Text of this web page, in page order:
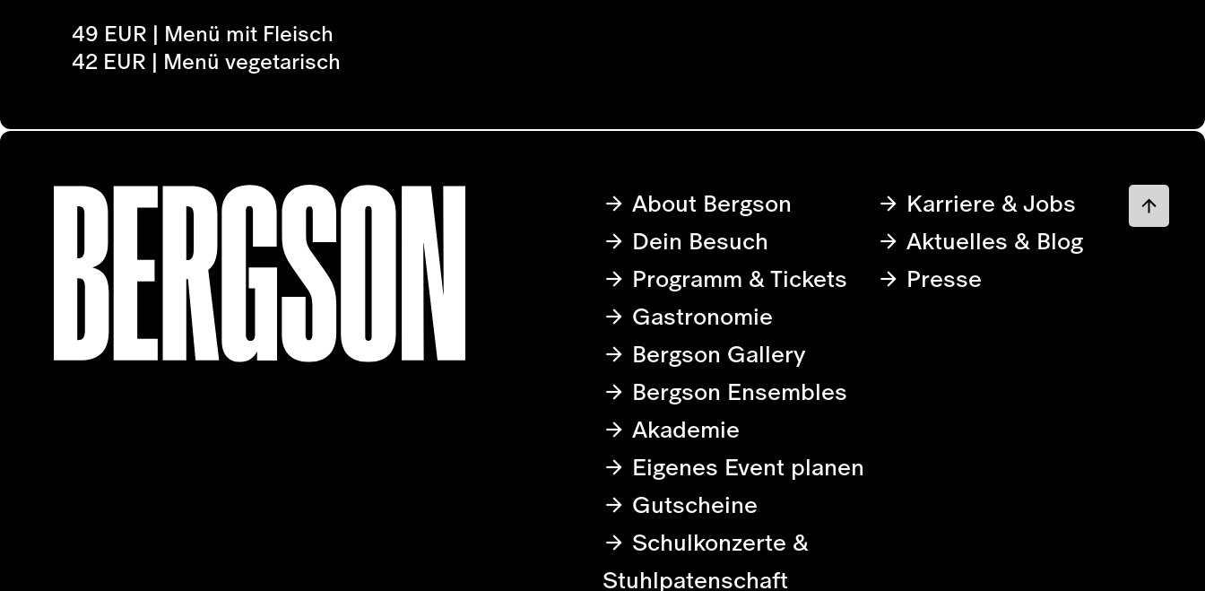
49 EUR | Menü mit Fleisch
42 EUR | Menü vegetarisch
About Bergson
Dein Besuch
Programm & Tickets
Gastronomie
Bergson Gallery
Bergson Ensembles
Akademie
Eigenes Event planen
Gutscheine
Schulkonzerte &
Stuhlpatenschaft
Karriere & Jobs
Aktuelles & Blog
Presse